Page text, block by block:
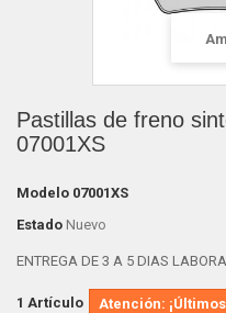
Pastillas de freno
07001XS
Modelo 07001XS
Estado Nuevo
ENTREGA DE 3 A 5 DIAS
1 Artículo Atención: